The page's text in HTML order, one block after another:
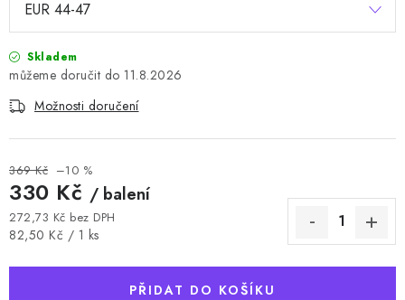
Skladem
11.8.2026
Možnosti doručení
369 Kč –10 %
330 Kč / balení
272,73 Kč bez DPH
Měrná cena:
82,50 Kč / 1 ks
PŘIDAT DO KOŠÍKU